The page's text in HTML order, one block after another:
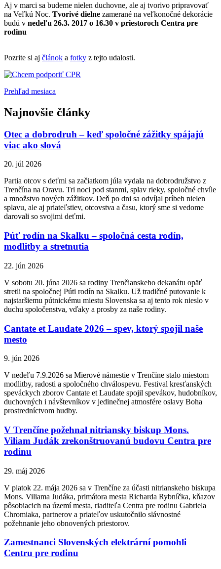
Aj v marci sa budeme nielen duchovne, ale aj tvorivo pripravovať
na Veľkú Noc. Tvorivé dielne zamerané na veľkonočné dekorácie
budú v nedeľu 26.3. 2017 o 16.30 v priestoroch Centra pre
rodinu
Pozrite si aj článok a fotky z tejto udalosti.
Prehľad mesiaca
Najnovšie články
Otec a dobrodruh – keď spoločné zážitky spájajú
viac ako slová
20. júl 2026
Partia otcov s deťmi sa začiatkom júla vydala na dobrodružstvo z
Trenčína na Oravu. Tri noci pod stanmi, splav rieky, spoločné chvíle
a množstvo nových zážitkov. Deň po dni sa odvíjal príbeh nielen
splavu, ale aj priateľstiev, otcovstva a času, ktorý sme si vedome
darovali so svojimi deťmi.
Púť rodín na Skalku – spoločná cesta rodín,
modlitby a stretnutia
22. jún 2026
V sobotu 20. júna 2026 sa rodiny Trenčianskeho dekanátu opäť
stretli na spoločnej Púti rodín na Skalku. Už tradičné putovanie k
najstaršiemu pútnickému miestu Slovenska sa aj tento rok nieslo v
duchu spoločenstva, vďaky a prosby za naše rodiny.
Cantate et Laudate 2026 – spev, ktorý spojil naše
mesto
9. jún 2026
V nedeľu 7.9.2026 sa Mierové námestie v Trenčíne stalo miestom
modlitby, radosti a spoločného chválospevu. Festival kresťanských
speváckych zborov Cantate et Laudate spojil spevákov, hudobníkov,
duchovných i návštevníkov v jedinečnej atmosfére oslavy Boha
prostredníctvom hudby.
V Trenčíne požehnal nitriansky biskup Mons.
Viliam Judák zrekonštruovanú budovu Centra pre
rodinu
29. máj 2026
V piatok 22. mája 2026 sa v Trenčíne za účasti nitrianskeho biskupa
Mons. Viliama Judáka, primátora mesta Richarda Rybníčka, kňazov
pôsobiacich na území mesta, riaditeľa Centra pre rodinu Gabriela
Chromiaka, partnerov a priateľov uskutočnilo slávnostné
požehnanie jeho obnovených priestorov.
Zamestnanci Slovenských elektrární pomohli
Centru pre rodinu